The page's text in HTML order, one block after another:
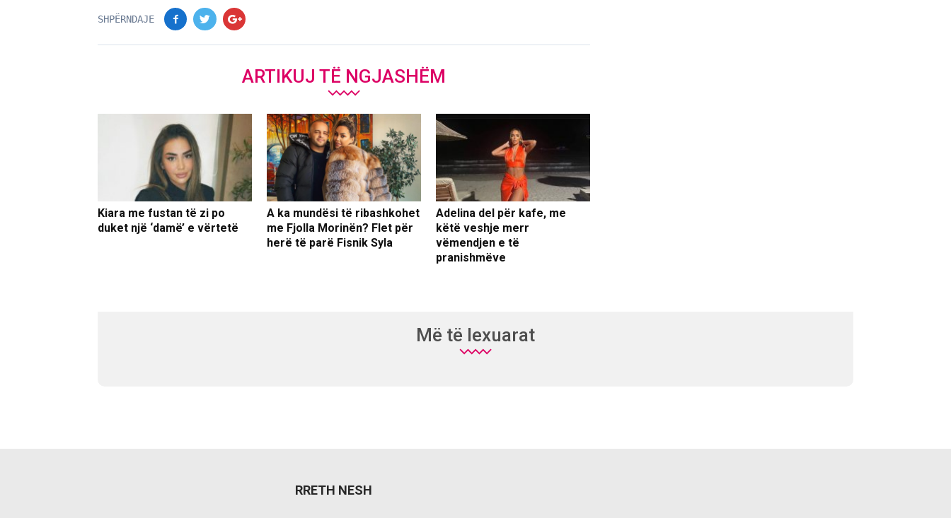
SHPËRNDAJE
ARTIKUJ TË NGJASHËM
Kiara me fustan të zi po
duket një ‘damë’ e vërtetë
A ka mundësi të ribashkohet
me Fjolla Morinën? Flet për
herë të parë Fisnik Syla
Adelina del për kafe, me
këtë veshje merr
vëmendjen e të
pranishmëve
Më të lexuarat
RRETH NESH